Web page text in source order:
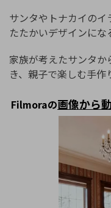
サンタやトナカイの
たたかいデザインにな
家族が考えたサンタ
き、親子で楽しむ手作
Filmoraの画像から